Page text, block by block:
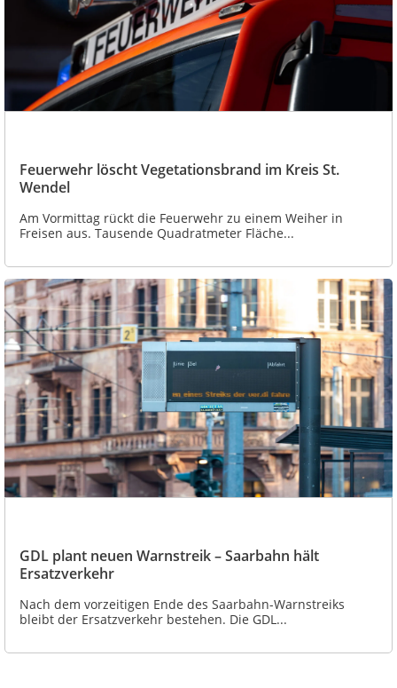
Feuerwehr löscht Vegetationsbrand im Kreis St.
Wendel
Am Vormittag rückt die Feuerwehr zu einem Weiher in
Freisen aus. Tausende Quadratmeter Fläche...
GDL plant neuen Warnstreik – Saarbahn hält
Ersatzverkehr
Nach dem vorzeitigen Ende des Saarbahn-Warnstreiks
bleibt der Ersatzverkehr bestehen. Die GDL...